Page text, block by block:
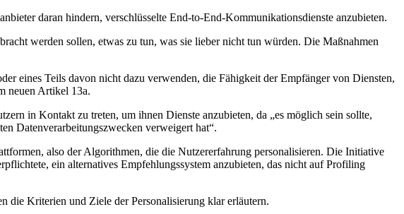
daran hindern, verschlüsselte End-to-End-Kommunikationsdienste anzubieten.
werden sollen, etwas zu tun, was sie lieber nicht tun würden. Die Maßnahmen
eines Teils davon nicht dazu verwenden, die Fähigkeit der Empfänger von Diensten,
neuen Artikel 13a.
in Kontakt zu treten, um ihnen Dienste anzubieten, da „es möglich sein sollte,
Datenverarbeitungszwecken verweigert hat“.
also der Algorithmen, die die Nutzererfahrung personalisieren. Die Initiative
ein alternatives Empfehlungssystem anzubieten, das nicht auf Profiling
die Kriterien und Ziele der Personalisierung klar erläutern.